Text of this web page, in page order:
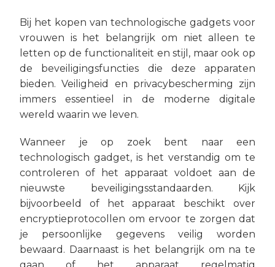
Bij het kopen van technologische gadgets voor
vrouwen is het belangrijk om niet alleen te
letten op de functionaliteit en stijl, maar ook op
de beveiligingsfuncties die deze apparaten
bieden. Veiligheid en privacybescherming zijn
immers essentieel in de moderne digitale
wereld waarin we leven.
Wanneer je op zoek bent naar een
technologisch gadget, is het verstandig om te
controleren of het apparaat voldoet aan de
nieuwste beveiligingsstandaarden. Kijk
bijvoorbeeld of het apparaat beschikt over
encryptieprotocollen om ervoor te zorgen dat
je persoonlijke gegevens veilig worden
bewaard. Daarnaast is het belangrijk om na te